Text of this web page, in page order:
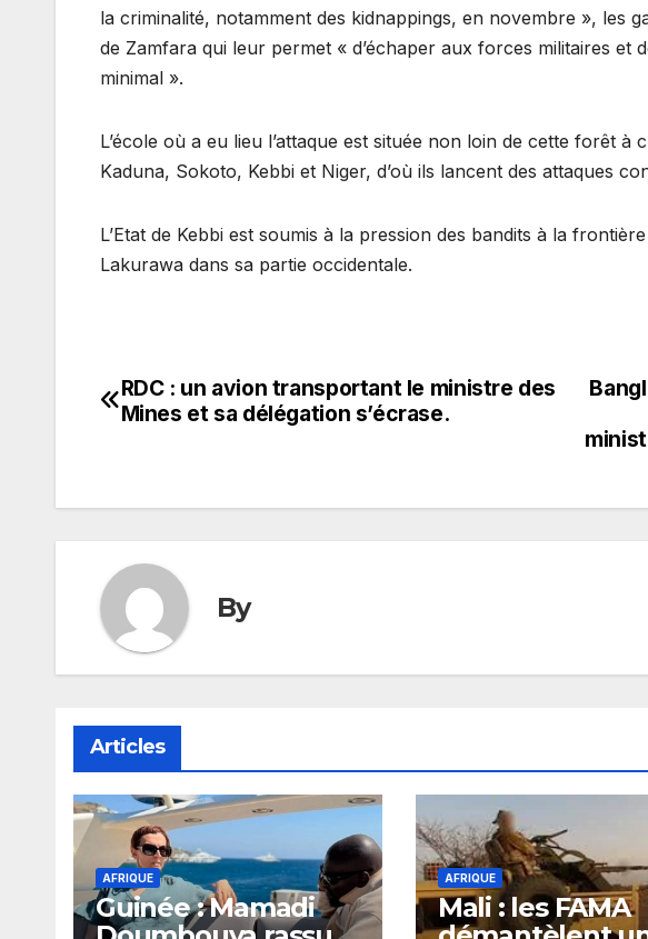
la criminalité, notamment des kidnappings, en novembre », les
de Zamfara qui leur permet « d’échaper aux forces militaires et
minimal ».
L’école où a eu lieu l’attaque est située non loin de cette forêt à
Kaduna, Sokoto, Kebbi et Niger, d’où ils lancent des attaques
L’Etat de Kebbi est soumis à la pression des bandits à la
Lakurawa dans sa partie occidentale.
Navigation
RDC : un avion transportant le ministre des
Mines et sa délégation s’écrase.
By
Articles
AFRIQUE
Guinée : Mamadi
AFRIQUE
Mali : les FAMA